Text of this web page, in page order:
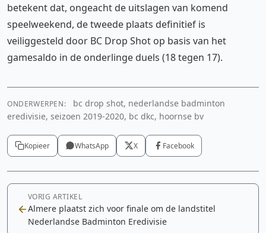
betekent dat, ongeacht de uitslagen van komend
speelweekend, de tweede plaats definitief is
veiliggesteld door BC Drop Shot op basis van het
gamesaldo in de onderlinge duels (18 tegen 17).
ONDERWERPEN:
bc drop shot, nederlandse badminton
eredivisie, seizoen 2019-2020, bc dkc, hoornse bv
Kopieer WhatsApp X Facebook
VORIG ARTIKEL
Almere plaatst zich voor finale om de landstitel
Nederlandse Badminton Eredivisie